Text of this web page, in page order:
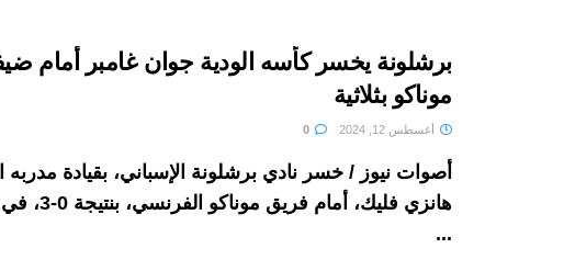
برشلونة ⁦‪يخسر كأسه الودية جوان غامبر أمام
موناكو بثلاثية
أغسطس 12, 2024
أصوات نيوز / خسر نادي برشلونة الإسباني، بقيادة مدربه
هانزي فليك، أمام فريق
...